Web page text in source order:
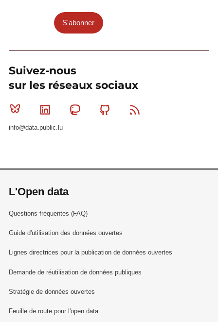
S'abonner
Suivez-nous
sur les réseaux sociaux
Bluesky Linkedin MastodonGithub
info@data.public.lu
L'Open data
Questions fréquentes (FAQ)
Guide d'utilisation des données ouvertes
Lignes directrices pour la publication de données ouvertes
Demande de réutilisation de données publiques
Stratégie de données ouvertes
Feuille de route pour l'open data